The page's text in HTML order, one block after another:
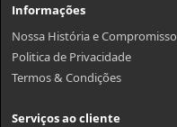
Informações
Nossa História e Compromisso
Politica de Privacidade
Termos & Condições
Serviços ao cliente